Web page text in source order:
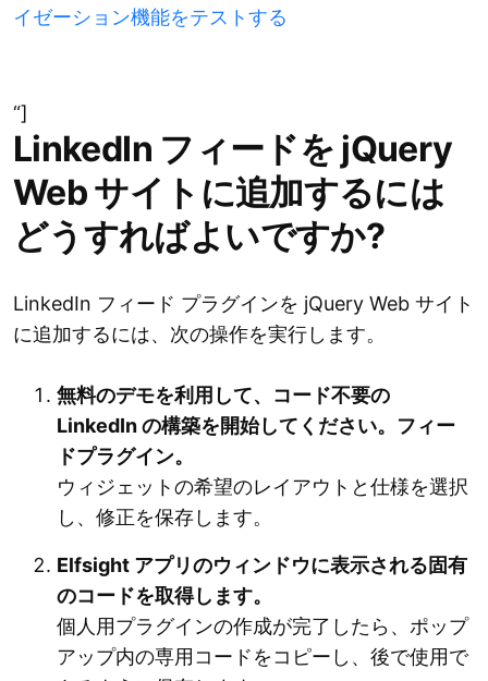
イゼーション機能をテストする
“]
LinkedIn フィードを jQuery
Web サイトに追加するには
どうすればよいですか?
LinkedIn フィード プラグインを jQuery Web サイト
に追加するには、次の操作を実行します。
無料のデモを利用して、コード不要の
LinkedIn の構築を開始してください。フィー
ドプラグイン。
ウィジェットの希望のレイアウトと仕様を選択
し、修正を保存します。
Elfsight アプリのウィンドウに表示される固有
のコードを取得します。
個人用プラグインの作成が完了したら、ポップ
アップ内の専用コードをコピーし、後で使用で